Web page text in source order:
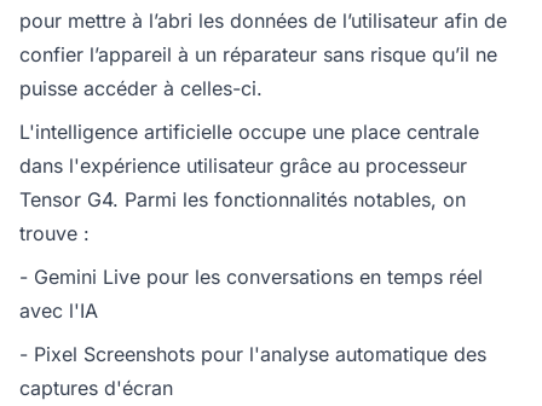
pour mettre à l’abri les données de l’utilisateur afin de
confier l’appareil à un réparateur sans risque qu’il ne
puisse accéder à celles-ci.
L'intelligence artificielle occupe une place centrale
dans l'expérience utilisateur grâce au processeur
Tensor G4. Parmi les fonctionnalités notables, on
trouve :
- Gemini Live pour les conversations en temps réel
avec l'IA
- Pixel Screenshots pour l'analyse automatique des
captures d'écran